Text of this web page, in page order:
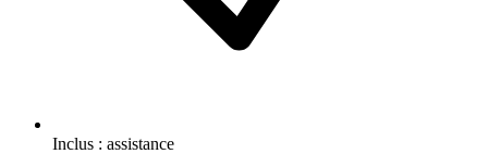
Inclus : assistance